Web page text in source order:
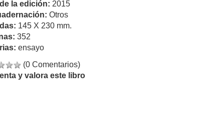
la edición: 2015
Otros
145 X 230 mm.
352
ensayo
(0 Comentarios)
y valora este libro